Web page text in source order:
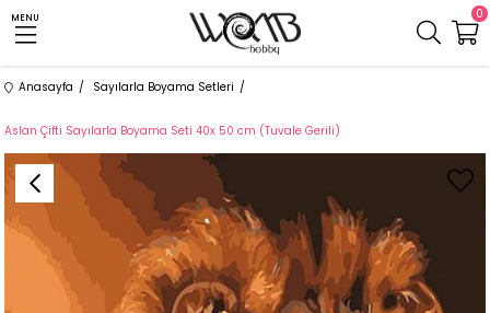
MENU 0
Anasayfa Sayılarla Boyama Setleri
Aslan Çifti Sayılarla Boyama Seti 40x 50 cm (Tuvale Gerili)